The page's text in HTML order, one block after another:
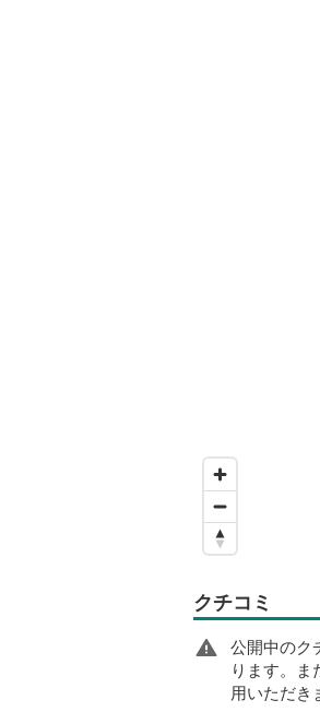
クチコミ
公開中のク
ります。
用いただき